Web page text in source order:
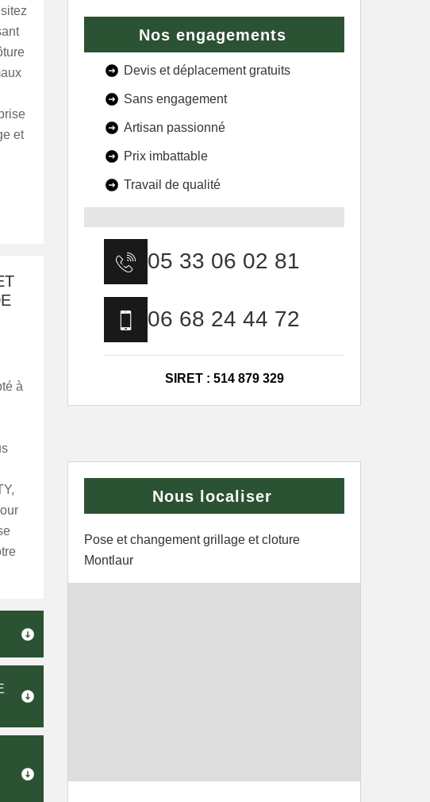
et
à
Nos engagements
Devis et déplacement gratuits
Sans engagement
Artisan passionné
Prix imbattable
Travail de qualité
05 33 06 02 81
06 68 24 44 72
SIRET : 514 879 329
Nous localiser
Pose et changement grillage et cloture
Montlaur